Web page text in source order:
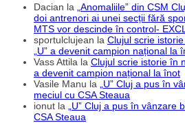
Dacian la
„Anomaliile” din CSM
doi antrenori ai unei secții fără
MTS vor descinde în control-
sportulclujean la Clujul scrie
„U” a devenit campion național la
Vass Attila la Clujul scrie istorie în
a devenit campion național la înot
Vasile Manu la
„U” Cluj a pus în
meciul cu CSA Steaua
ionut la
„U” Cluj a pus în vânzare
CSA Steaua